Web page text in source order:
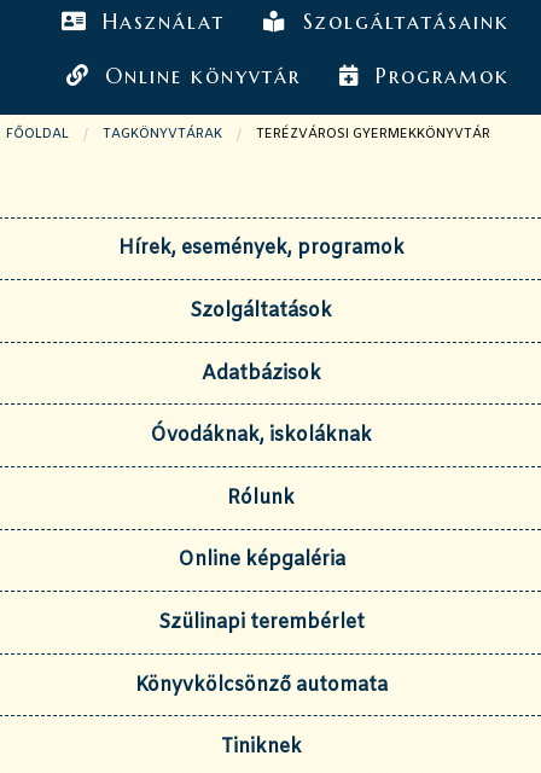
Használat Szolgáltatásaink
Online könyvtár Programok
FŐOLDAL TAGKÖNYVTÁRAK JELENLEGI OLDAL:
TERÉZVÁROSI GYERMEKKÖNYVTÁR
Hírek, események, programok
Szolgáltatások
Adatbázisok
Óvodáknak, iskoláknak
Rólunk
Online képgaléria
Szülinapi terembérlet
Könyvkölcsönző automata
Tiniknek